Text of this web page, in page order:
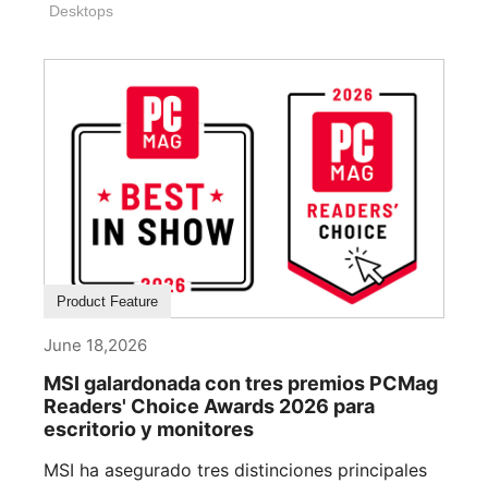
Desktops
Product Feature
June 18,2026
MSI galardonada con tres premios PCMag
Readers' Choice Awards 2026 para
escritorio y monitores
MSI ha asegurado tres distinciones principales